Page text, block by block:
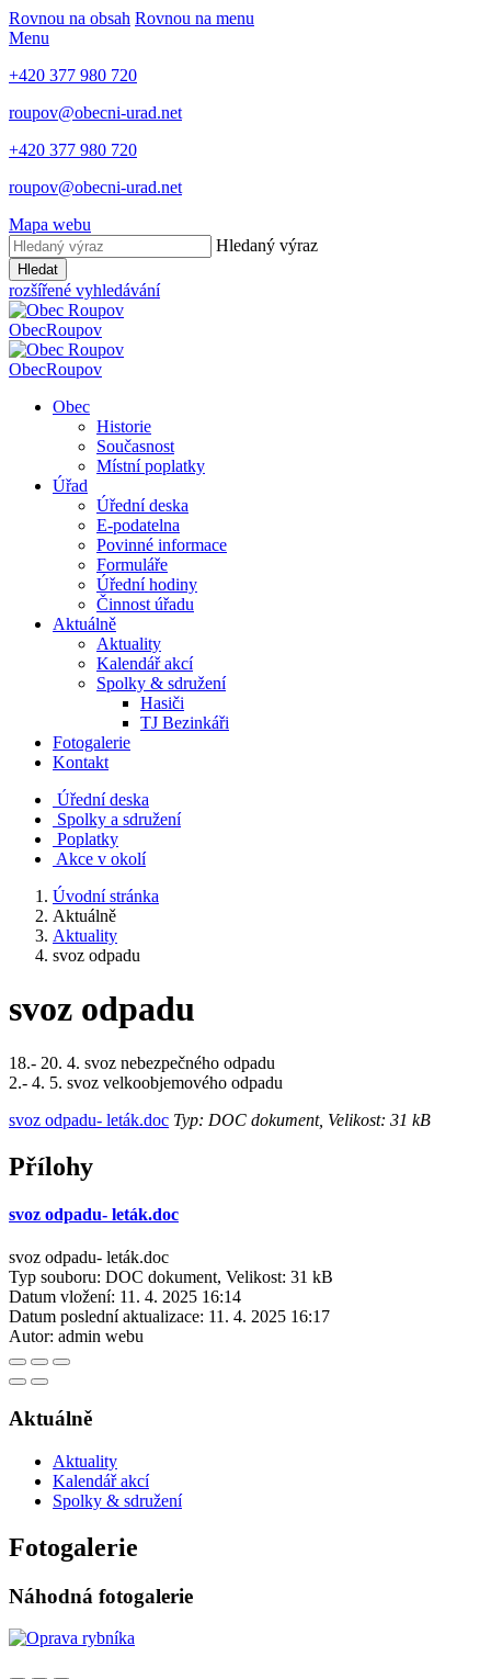
Rovnou na obsah Rovnou na menu
Menu
+420 377 980 720
roupov@obecni-urad.net
+420 377 980 720
roupov@obecni-urad.net
Mapa webu
Hledaný výraz
Hledat
rozšířené vyhledávání
ObecRoupov
ObecRoupov
Obec
Historie
Současnost
Místní poplatky
Úřad
Úřední deska
E-podatelna
Povinné informace
Formuláře
Úřední hodiny
Činnost úřadu
Aktuálně
Aktuality
Kalendář akcí
Spolky & sdružení
Hasiči
TJ Bezinkáři
Fotogalerie
Kontakt
Úřední deska
Spolky a sdružení
Poplatky
Akce v okolí
Úvodní stránka
Aktuálně
Aktuality
svoz odpadu
svoz odpadu
18.- 20. 4. svoz nebezpečného odpadu
2.- 4. 5. svoz velkoobjemového odpadu
svoz odpadu- leták.doc Typ: DOC dokument, Velikost: 31 kB
Přílohy
svoz odpadu- leták.doc
svoz odpadu- leták.doc
Typ souboru: DOC dokument, Velikost: 31 kB
Datum vložení: 11. 4. 2025 16:14
Datum poslední aktualizace: 11. 4. 2025 16:17
Autor: admin webu
Aktuálně
Aktuality
Kalendář akcí
Spolky & sdružení
Fotogalerie
Náhodná fotogalerie